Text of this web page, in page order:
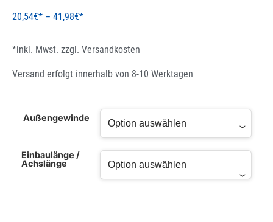
20,54€ – 41,98€
*inkl. Mwst. zzgl. Versandkosten
Versand erfolgt innerhalb von 8-10 Werktagen
Außengewinde
Einbaulänge /
Achslänge